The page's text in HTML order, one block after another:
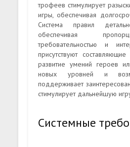
трофеев стимулирует
игры, обеспечивая
Система правил
обеспечивая
требовательностью и
присутствуют
развитие умений героев
новых уровней и
поддерживает
стимулирует дальнейшую
Системные